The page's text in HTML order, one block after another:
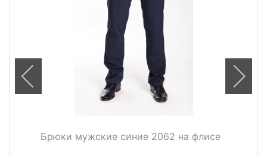
Брюки мужские синие 2062 на флисе